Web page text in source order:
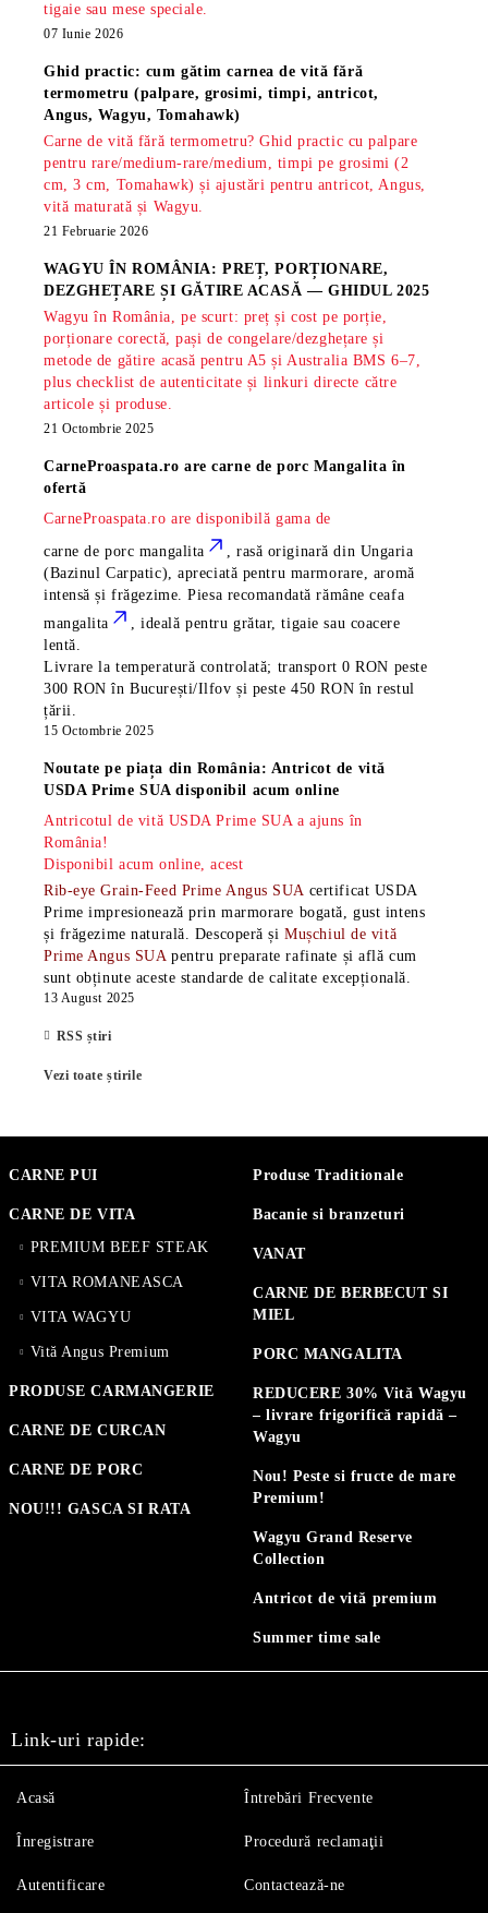
tigaie sau mese speciale.
07 Iunie 2026
Ghid practic: cum gătim carnea de vită fără
termometru (palpare, grosimi, timpi, antricot,
Angus, Wagyu, Tomahawk)
Carne de vită fără termometru? Ghid practic cu palpare
pentru rare/medium-rare/medium, timpi pe grosimi (2
cm, 3 cm, Tomahawk) și ajustări pentru antricot, Angus,
vită maturată și Wagyu.
21 Februarie 2026
WAGYU ÎN ROMÂNIA: PREȚ, PORȚIONARE,
DEZGHEȚARE ȘI GĂTIRE ACASĂ — GHIDUL 2025
Wagyu în România, pe scurt: preț și cost pe porție,
porționare corectă, pași de congelare/dezghețare și
metode de gătire acasă pentru A5 și Australia BMS 6–7,
plus checklist de autenticitate și linkuri directe către
articole și produse.
21 Octombrie 2025
CarneProaspata.ro arecarne de porc Mangalita în
ofertă
CarneProaspata.ro are disponibilă gama de
carne de porc mangalita
, rasă originară din Ungaria
(Bazinul Carpatic), apreciată pentru marmorare, aromă
intensă și frăgezime. Piesa recomandată rămâneceafa
mangalita
, ideală pentru grătar, tigaie sau coacere
lentă.
Livrare la temperatură controlată; transport 0 RON peste
300 RON în București/Ilfov și peste 450 RON în restul
țării.
15 Octombrie 2025
Noutate pe piața din România: Antricot de vită
USDA Prime SUA disponibil acum online
Antricotul de vită USDA Prime SUA a ajuns în
România!
Disponibil acum online, acest
Rib-eye Grain-Feed Prime Angus SUA certificat USDA
Prime impresionează prin marmorare bogată, gust intens
și frăgezime naturală. Descoperă șiMușchiul de vită
Prime Angus SUA pentru preparate rafinate și află cum
sunt obținute aceste standarde de calitate excepțională.
13 August 2025
RSS știri
Vezi toate știrile
CARNE PUI
CARNE DE VITA
PREMIUM BEEF STEAK
VITA ROMANEASCA
VITA WAGYU
Vită Angus Premium
PRODUSE CARMANGERIE
CARNE DE CURCAN
CARNE DE PORC
NOU!!! GASCA SI RATA
Produse Traditionale
Bacanie si branzeturi
VANAT
CARNE DE BERBECUT SI
MIEL
PORC MANGALITA
REDUCERE 30% Vită Wagyu
– livrare frigorifică rapidă –
Wagyu
Nou! Peste si fructe de mare
Premium!
Wagyu Grand Reserve
Collection
Antricot de vită premium
Summer time sale
Link-uri rapide:
Acasă
Înregistrare
Autentificare
Întrebări Frecvente
Procedură reclamaţii
Contactează-ne